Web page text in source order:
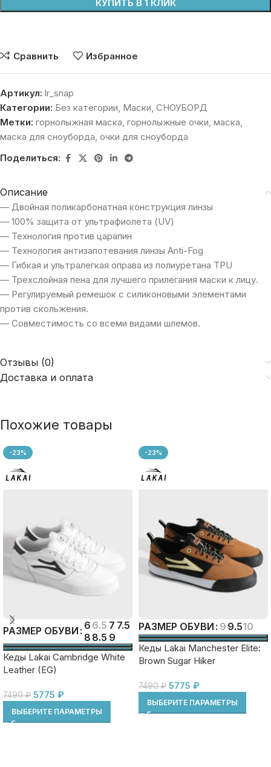
КУПИТЬ В 1 КЛИК
Сравнить Избранное
Артикул: lr_snap
Категории: Без категории, Маски, СНОУБОРД
Метки: горнолыжная маска, горнолыжные очки, маска,
маска для сноуборда, очки для сноуборда
Поделиться:
Описание
— Двойная поликарбонатная конструкция линзы
— 100% защита от ультрафиолета (UV)
— Технология против царапин
— Технология антизапотевания линзы Anti-Fog
— Гибкая и ультралегкая оправа из полиуретана TPU
— Трехслойная пена для лучшего прилегания маски к лицу.
— Регулируемый ремешок с силиконовыми элементами
против скольжения.
— Совместимость со всеми видами шлемов.
Отзывы (0)
Доставка и оплата
Похожие товары
-23%
РАЗМЕР ОБУВИ 6 6.5 7 7.5
8 8.5 9
Кеды Lakai Cambridge White
Leather (EG)
7490₽ 5775 ₽
ВЫБЕРИТЕ ПАРАМЕТРЫ
-23%
РАЗМЕР ОБУВИ 9 9.510
Кеды Lakai Manchester Elite:
Brown Sugar Hiker
7490₽ 5775 ₽
ВЫБЕРИТЕ ПАРАМЕТРЫ